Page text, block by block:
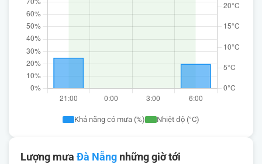
Khả năng có mưa (%) Nhiệt độ (°C)
Lượng mưa Đà Nẵng những giờ tới